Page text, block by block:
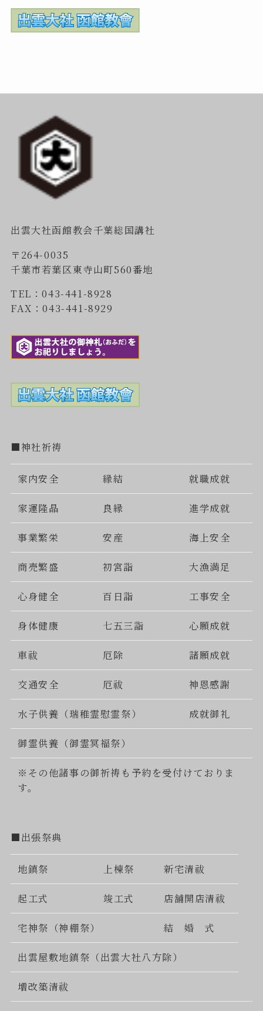
出雲大社函館教会千葉総国講社
〒264-0035
千葉市若葉区東寺山町560番地
TEL：043-441-8928
FAX：043-441-8929
■神社祈祷
家内安全 縁結 就職成就
家運隆晶 良縁 進学成就
事業繁栄 安産 海上安全
商売繁盛 初宮詣 大漁満足
心身健全 百日詣 工事安全
身体健康 七五三詣 心願成就
車祓 厄除 諸願成就
交通安全 厄祓 神恩感謝
水子供養（瑞稚霊慰霊祭） 成就御礼
御霊供養（御霊冥福祭）
※その他諸事の御祈祷も予約を受付けておりま
す。
■出張祭典
地鎮祭 上棟祭 新宅清祓
起工式 竣工式 店舗開店清祓
宅神祭（神棚祭） 結 婚 式
出雲屋敷地鎮祭（出雲大社八方除）
増改築清祓